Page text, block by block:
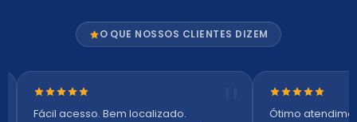
O QUE NOSSOS CLIENTES DIZEM
Nota 5 de 5 estrelas
Fácil acesso. Bem localizado.
Nota 5 de 5
Ótimo